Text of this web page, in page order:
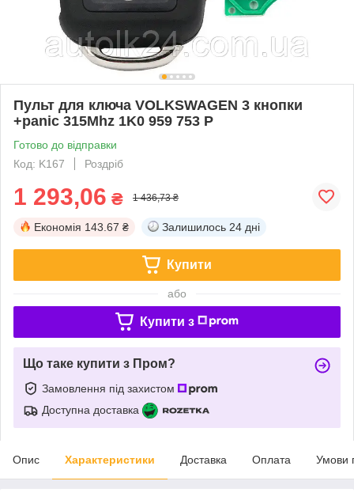
Пульт для ключа VOLKSWAGEN 3 кнопки
+panic 315Mhz 1K0 959 753 P
Готово до відправки
Код: K167
Роздріб
1 293,06 ₴ 1 436,73 ₴
Економія 143.67 ₴ Залишилось 24 дні
Купити
або
Купити з
Що таке купити з Пром?
Замовлення під захистом
Доступна доставка
Опис Характеристики Доставка Оплата Умови